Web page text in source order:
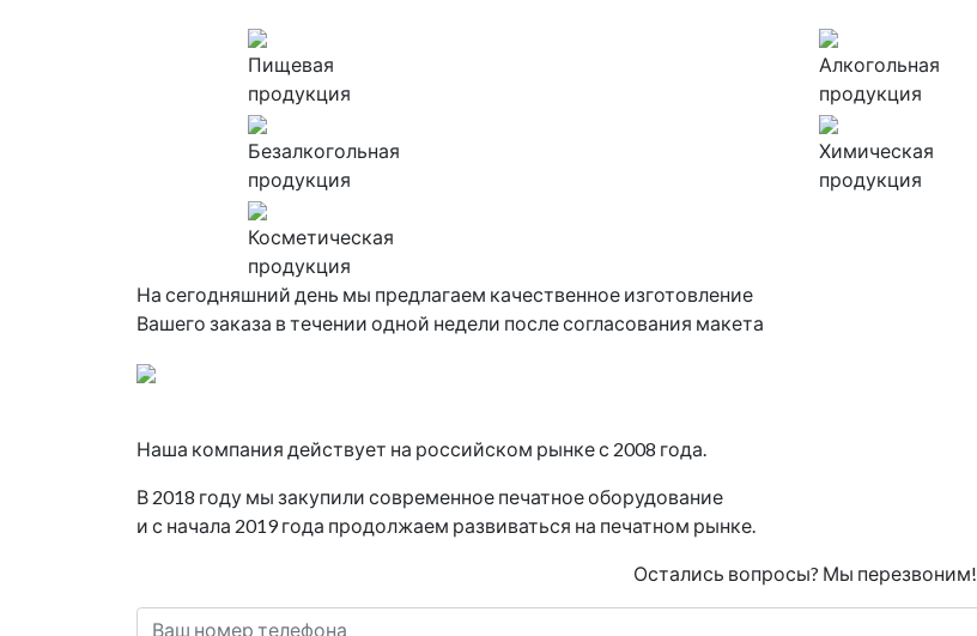
Пищевая
продукция
Алкогольная
продукция
Безалкогольная
продукция
Химическая
продукция
Косметическая
продукция
На сегодняшний день мы предлагаем качественное изготовление
Вашего заказа в течении одной недели после согласования макета
Наша компания действует на российском рынке с 2008 года.
В 2018 году мы закупили современное печатное оборудование
и с начала 2019 года продолжаем развиваться на печатном рынке.
Остались вопросы? Мы перезвоним!